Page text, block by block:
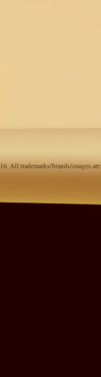
All trademarks/brands/images